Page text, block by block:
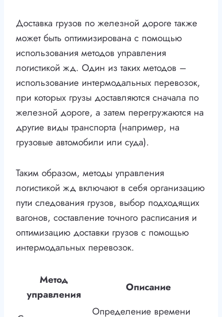
Доставка грузов по железной дороге также
может быть оптимизирована с помощью
использования методов управления
логистикой жд. Один из таких методов –
использование интермодальных перевозок,
при которых грузы доставляются сначала по
железной дороге, а затем перегружаются на
другие виды транспорта (например, на
грузовые автомобили или суда).
Таким образом, методы управления
логистикой жд включают в себя организацию
пути следования грузов, выбор подходящих
вагонов, составление точного расписания и
оптимизацию доставки грузов с помощью
интермодальных перевозок.
Метод
управления
Описание
Определение времени